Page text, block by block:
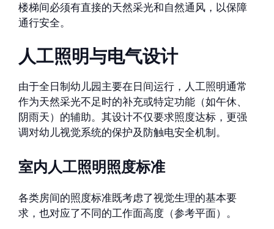
楼梯间必须有直接的天然采光和自然通风，以保障
通行安全。
人工照明与电气设计
由于全日制幼儿园主要在日间运行，人工照明通常
作为天然采光不足时的补充或特定功能（如午休、
阴雨天）的辅助。其设计不仅要求照度达标，更强
调对幼儿视觉系统的保护及防触电安全机制。
室内人工照明照度标准
各类房间的照度标准既考虑了视觉生理的基本要
求，也对应了不同的工作面高度（参考平面）。